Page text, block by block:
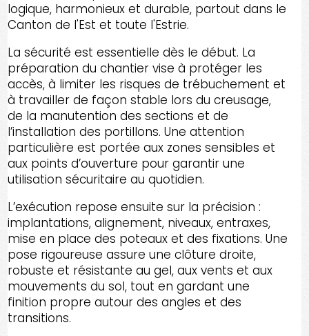
logique, harmonieux et durable, partout dans le
Canton de l'Est et toute l'Estrie.
La sécurité est essentielle dès le début. La
préparation du chantier vise à protéger les
accès, à limiter les risques de trébuchement et
à travailler de façon stable lors du creusage,
de la manutention des sections et de
l’installation des portillons. Une attention
particulière est portée aux zones sensibles et
aux points d’ouverture pour garantir une
utilisation sécuritaire au quotidien.
L’exécution repose ensuite sur la précision :
implantations, alignement, niveaux, entraxes,
mise en place des poteaux et des fixations. Une
pose rigoureuse assure une clôture droite,
robuste et résistante au gel, aux vents et aux
mouvements du sol, tout en gardant une
finition propre autour des angles et des
transitions.